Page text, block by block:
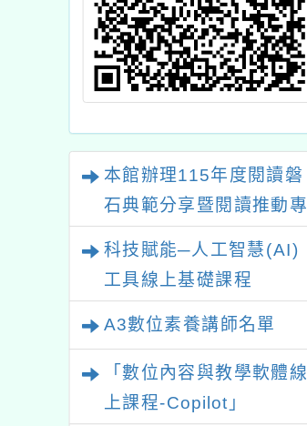
本館辦理115年度閱讀磐
石典範分享暨閱讀推動專
業研習
科技賦能─人工智慧(AI)
工具線上基礎課程
A3數位素養講師名單
「數位內容與教學軟體線
上課程-Copilot」